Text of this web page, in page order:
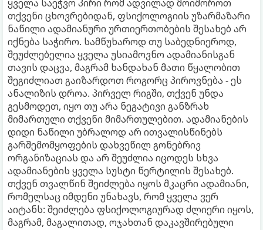
ყველა საეჭვო პირი რომ ადვილად მოიშოროთ
თქვენი ცხოვრებიდან, ფსიქოლოგიის უზარმაზარი
ნაწილი ადამიანური ურთიერთობების შესახებ არ
იქნება საჭირო. სამწუხაროდ თუ საბედნიეროდ,
შეუძლებელია ყველა უსიამოვნო ადამიანისგან
თავის დაცვა, მაგრამ ხანდახან მათი წყალობით
შეგიძლიათ გაიზარდოთ როგორც პიროვნება - ეს
ანალიზის დროა. პირველ რიგში, თქვენ უნდა
გესმოდეთ, იყო თუ არა ნეგატივი განზრახ
მიმართული თქვენი მიმართულებით. ადამიანების
დიდი ნაწილი უბრალოდ არ ითვალისწინებს
გარშემომყოფების დახვეწილ გონებრივ
ორგანიზაციას და არ შეუძლია იცოდეს სხვა
ადამიანების ყველა სუსტი წერტილის შესახებ.
თქვენ თვალწინ შეიძლება იყოს მკაცრი ადამიანი,
რომელსაც იმდენი უნახავს, ​​რომ ყველა ვერ
აიტანს: შეიძლება ფსიქოლოგიურად ძლიერი იყოს,
მაგრამ, მაგალითად, ოჯახთან დაკავშირებული